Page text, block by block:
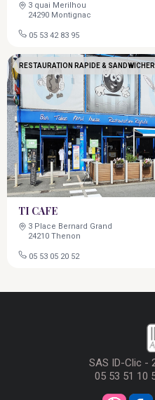
3 quai Merilhou
24290 Montignac
05 53 42 83 95
TI CAFE
3 Place Bernard Grand
24210 Thenon
05 53 05 20 52
RESTAURATION RAPIDE &
SAS ID-Clic -
05 53 51 10